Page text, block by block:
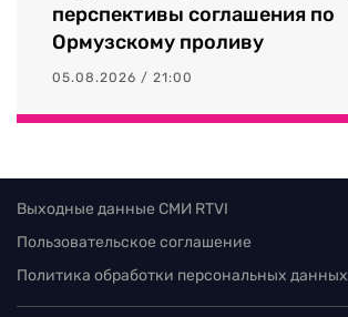
перспективы соглашения по
Ормузскому проливу
05.08.2026 / 21:00
Выходные данные СМИ RTVI
Пользовательское соглашение
Политика обработки персональных данных